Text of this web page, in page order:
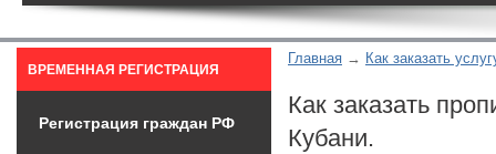
Главная Как заказать
Как заказать
Кубани.
ВРЕМЕННАЯ РЕГИСТРАЦИЯ
Регистрация граждан РФ